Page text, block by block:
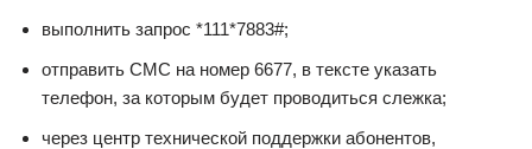
выполнить запрос *111*7883#;
отправить СМС на номер 6677, в тексте указать
телефон, за которым будет проводиться слежка;
через центр технической поддержки абонентов,